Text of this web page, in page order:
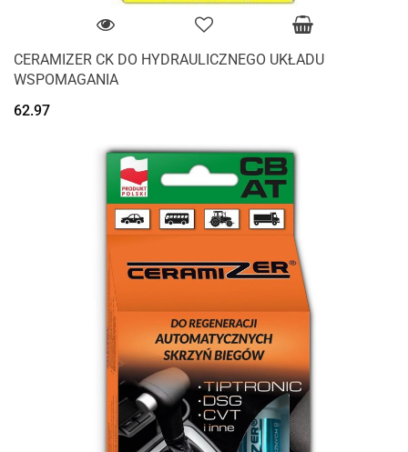
CERAMIZER CK DO HYDRAULICZNEGO UKŁADU
WSPOMAGANIA
62.97